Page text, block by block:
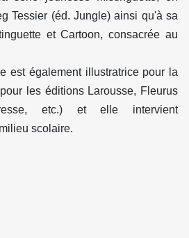
Tessier (éd. Jungle) ainsi qu'à sa
et Cartoon, consacrée au
est également illustratrice pour la
les éditions Larousse, Fleurus
etc.) et elle intervient
scolaire.